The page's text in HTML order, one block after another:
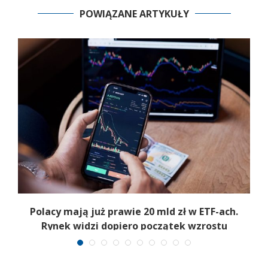
POWIĄZANE ARTYKUŁY
Polacy mają już prawie 20 mld zł w ETF-ach.
Rynek widzi dopiero początek wzrostu